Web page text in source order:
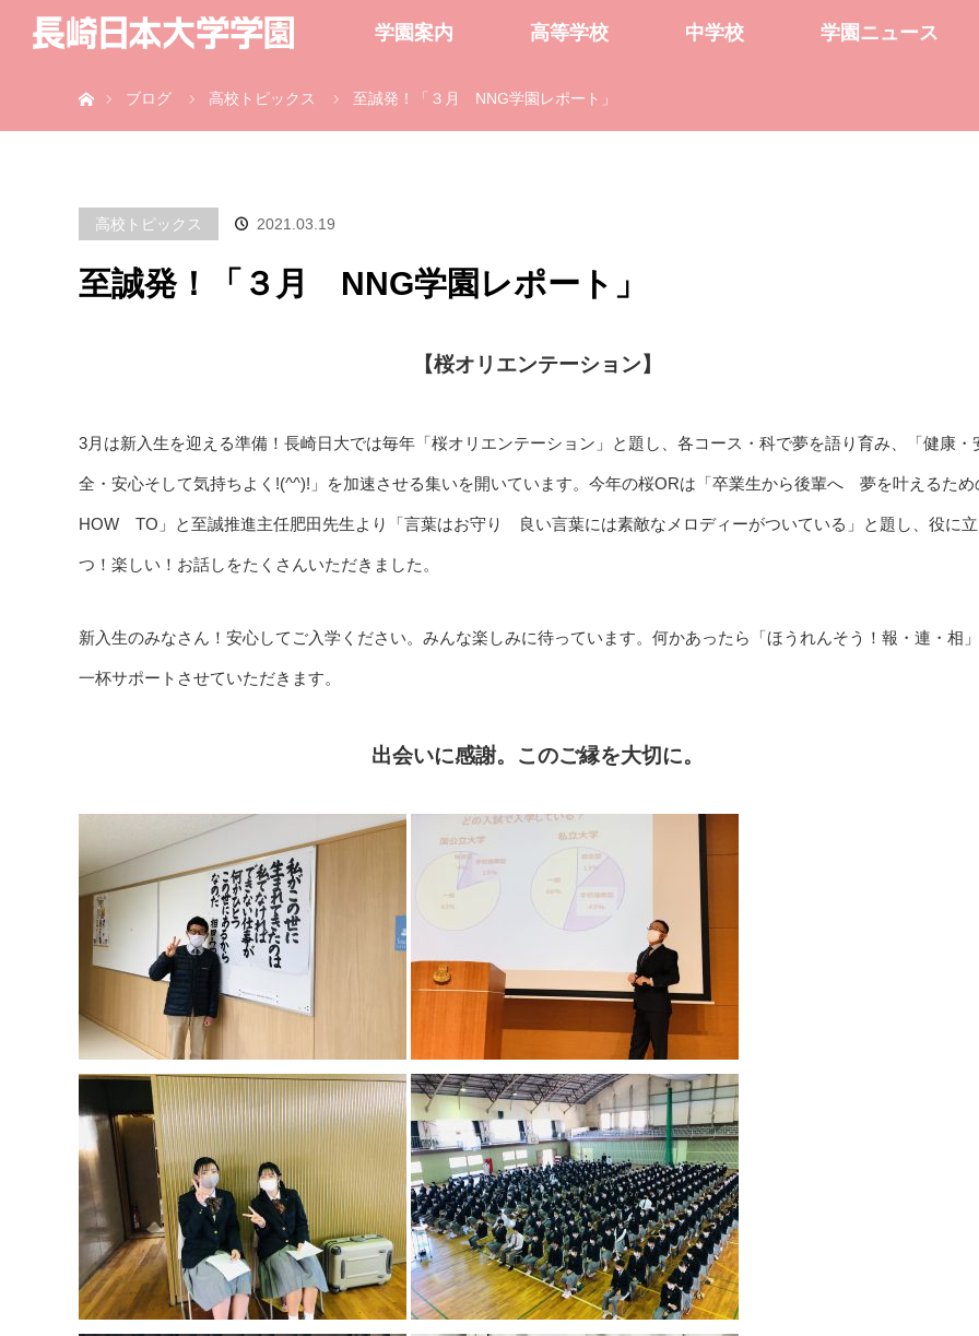
学園案内 高等学校 中学校 学園ニュース
ブログ
高校トピックス 至誠発！「３月 NNG学園レポート」
高校トピックス 2021.03.19
至誠発！「３月 NNG学園レポート」
【桜オリエンテーション】
3月は新入生を迎える準備！長崎日大では毎年「桜オリエンテーション」と題し、各コース・科で夢を語り育み、「健康・
全・安心そして気持ちよく!(^^)!」を加速させる集いを開いています。今年の桜ORは「卒業生から後輩へ 夢を叶えるため
HOW TO」と至誠推進主任肥田先生より「言葉はお守り 良い言葉には素敵なメロディーがついている」と題し、役に立
つ！楽しい！お話しをたくさんいただきました。
新入生のみなさん！安心してご入学ください。みんな楽しみに待っています。何かあったら「ほうれんそう！報・連・相
一杯サポートさせていただきます。
出会いに感謝。このご縁を大切に。